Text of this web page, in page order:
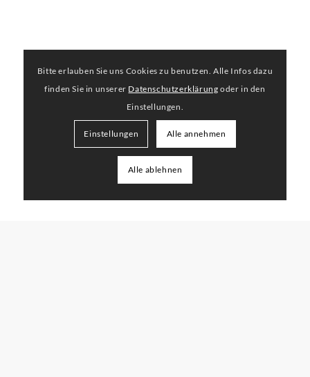
Bitte erlauben Sie uns Cookies zu benutzen. Alle Infos dazu
finden Sie in unserer Datenschutzerklärung oder in den
Einstellungen.
Einstellungen Alle annehmen
Alle ablehnen